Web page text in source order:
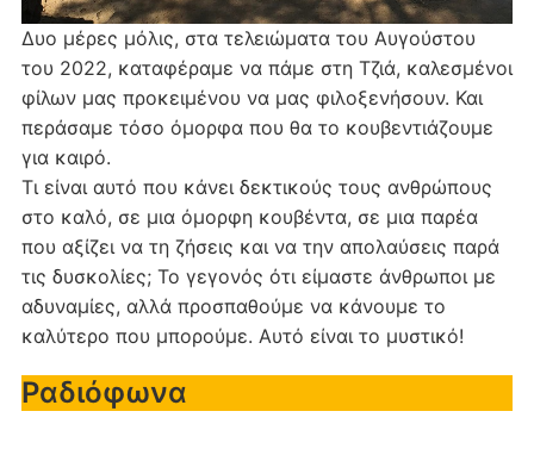
Δυο μέρες μόλις, στα τελειώματα του Αυγούστου
του 2022, καταφέραμε να πάμε στη Τζιά, καλεσμένοι
φίλων μας προκειμένου να μας φιλοξενήσουν. Και
περάσαμε τόσο όμορφα που θα το κουβεντιάζουμε
για καιρό.
Τι είναι αυτό που κάνει δεκτικούς τους ανθρώπους
στο καλό, σε μια όμορφη κουβέντα, σε μια παρέα
που αξίζει να τη ζήσεις και να την απολαύσεις παρά
τις δυσκολίες; Το γεγονός ότι είμαστε άνθρωποι με
αδυναμίες, αλλά προσπαθούμε να κάνουμε το
καλύτερο που μπορούμε. Αυτό είναι το μυστικό!
Ραδιόφωνα